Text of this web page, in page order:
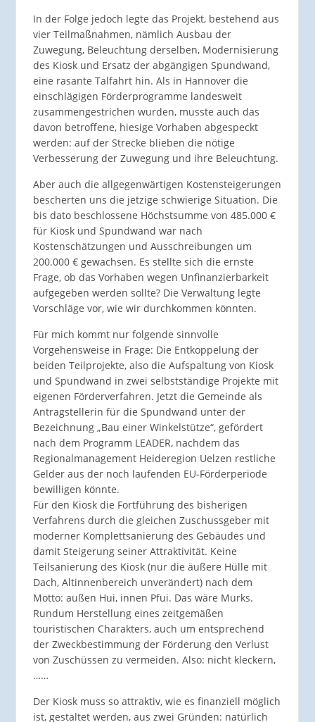
In der Folge jedoch legte das Projekt, bestehend aus
vier Teilmaßnahmen, nämlich Ausbau der
Zuwegung, Beleuchtung derselben, Modernisierung
des Kiosk und Ersatz der abgängigen Spundwand,
eine rasante Talfahrt hin. Als in Hannover die
einschlägigen Förderprogramme landesweit
zusammengestrichen wurden, musste auch das
davon betroffene, hiesige Vorhaben abgespeckt
werden: auf der Strecke blieben die nötige
Verbesserung der Zuwegung und ihre Beleuchtung.
Aber auch die allgegenwärtigen Kostensteigerungen
bescherten uns die jetzige schwierige Situation. Die
bis dato beschlossene Höchstsumme von 485.000 €
für Kiosk und Spundwand war nach
Kostenschätzungen und Ausschreibungen um
200.000 € gewachsen. Es stellte sich die ernste
Frage, ob das Vorhaben wegen Unfinanzierbarkeit
aufgegeben werden sollte? Die Verwaltung legte
Vorschläge vor, wie wir durchkommen könnten.
Für mich kommt nur folgende sinnvolle
Vorgehensweise in Frage: Die Entkoppelung der
beiden Teilprojekte, also die Aufspaltung von Kiosk
und Spundwand in zwei selbstständige Projekte mit
eigenen Förderverfahren. Jetzt die Gemeinde als
Antragstellerin für die Spundwand unter der
Bezeichnung „Bau einer Winkelstütze“, gefördert
nach dem Programm LEADER, nachdem das
Regionalmanagement Heideregion Uelzen restliche
Gelder aus der noch laufenden EU-Förderperiode
bewilligen könnte.
Für den Kiosk die Fortführung des bisherigen
Verfahrens durch die gleichen Zuschussgeber mit
moderner Komplettsanierung des Gebäudes und
damit Steigerung seiner Attraktivität. Keine
Teilsanierung des Kiosk (nur die äußere Hülle mit
Dach, Altinnenbereich unverändert) nach dem
Motto: außen Hui, innen Pfui. Das wäre Murks.
Rundum Herstellung eines zeitgemäßen
touristischen Charakters, auch um entsprechend
der Zweckbestimmung der Förderung den Verlust
von Zuschüssen zu vermeiden. Also: nicht kleckern,
……
Der Kiosk muss so attraktiv, wie es finanziell möglich
ist, gestaltet werden, aus zwei Gründen: natürlich